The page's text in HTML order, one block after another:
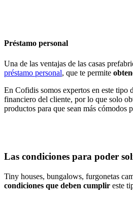
Préstamo personal
Una de las ventajas de las casas
préstamo personal, que te permite
En Cofidis somos expertos en este tipo
financiero del cliente, por lo que solo
productos para que sean más cómodos
Las condiciones para poder
Tiny houses, bungalows, furgonetas
condiciones que deben cumplir este